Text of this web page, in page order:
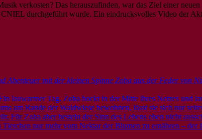
verkosten? Das herauszufinden, war das Ziel einer
CNIEL durchgeführt wurde. Ein eindrucksvolles Video der
Abenteuer mit der kleinen Spinne Zoba aus der Feder von
lauwarmer Tag. Zoba hockt in der Mitte ihres Netzes und
am Rande der Waldwiese bewohnen, lässt sie sich nur
Für Zoba aber besteht der Sinn des Lebens eben nicht
nur mehr vom Nektar der Blumen zu ernähren – der